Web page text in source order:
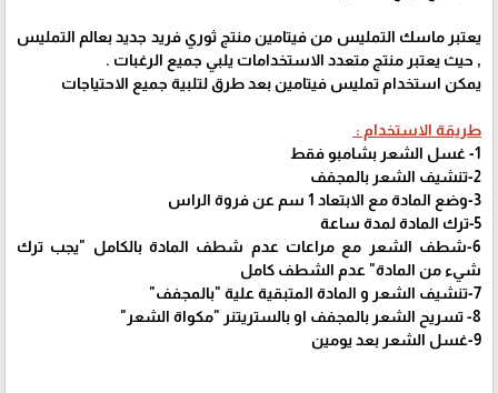
يعتبر ماسك التمليس من فيتامين منتج ثوري فريد جديد بعالم التمليس
, حيث يعتبر منتج متعدد الاستخدامات يلبي جميع الرغبات .
يمكن استخدام تمليس فيتامين بعد طرق لتلبية جميع الاحتياجات
طريقة الاستخدام :
1- غسل الشعر بشامبو فقط
2-تنشيف الشعر بالمجفف
3-وضع المادة مع الابتعاد 1 سم عن فروة الراس
5-ترك المادة لمدة ساعة
6-شطف الشعر مع مراعات عدم شطف المادة بالكامل "يجب ترك
شيء من المادة" عدم الشطف كامل
7-تنشيف الشعر و المادة المتبقية علية "بالمجفف"
8- تسريح الشعر بالمجفف او بالستريتنر "مكواة الشعر"
9-غسل الشعر بعد يومين